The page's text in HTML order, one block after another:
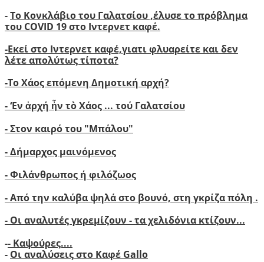
-Το Κονκλάβιο του Γαλατσίου ,έλυσε το πρόβλημα
του COVID 19 στο Ιντερνετ καφέ.
-Εκεί στο Ιντερνετ καφέ,γιατι φλυαρείτε και δεν
λέτε απολύτως τίποτα?
-Το Χάος επόμενη Δημοτική αρχή?
-‘Εν ἀρχή ἦν τὸ Χάος ... τού Γαλατσίου
-Στον καιρό του "Μπάλου"
- Δήμαρχος μαινόμενος
- Φιλάνθρωπος ή φιλόζωος
- Από την καλύβα ψηλά στο βουνό, στη γκρίζα πόλη .
- Οι αναλυτές γκρεμίζουν - τα χελιδόνια κτίζουν...
-- Καψούρες....
- Οι αναλύσεις στο Καφέ Gallo